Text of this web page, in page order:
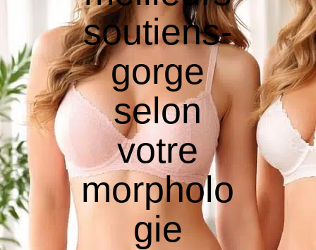
soutiens-
gorge
selon
votre
morpholo
gie